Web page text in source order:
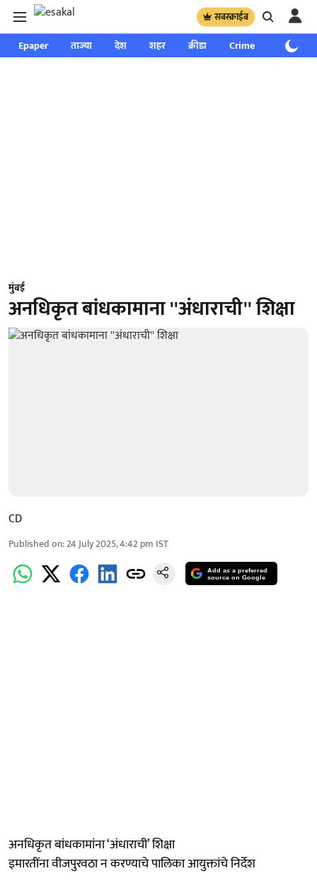
सबस्क्राईब
Epaper ताज्या देश शहर क्रीडा Crime साप्ताहिक
मुंबई
अनधिकृत बांधकामाना ''अंधाराची'' शिक्षा
CD
Published on:24 July 2025, 4:42 pm IST
Add as a preferred
source on Google
अनधिकृत बांधकामांना ‘अंधाराची’ शिक्षा
इमारतींना वीजपुरवठा न करण्याचे पालिका आयुक्तांचे निर्देश